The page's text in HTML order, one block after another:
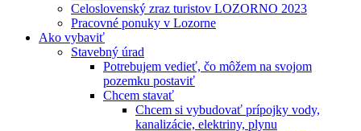
Celoslovenský zraz turistov LOZORNO 2023
Pracovné ponuky v Lozorne
Ako vybaviť
Stavebný úrad
Potrebujem vedieť, čo môžem na svojom
pozemku postaviť
Chcem stavať
Chcem si vybudovať prípojky vody,
kanalizácie, elektriny, plynu